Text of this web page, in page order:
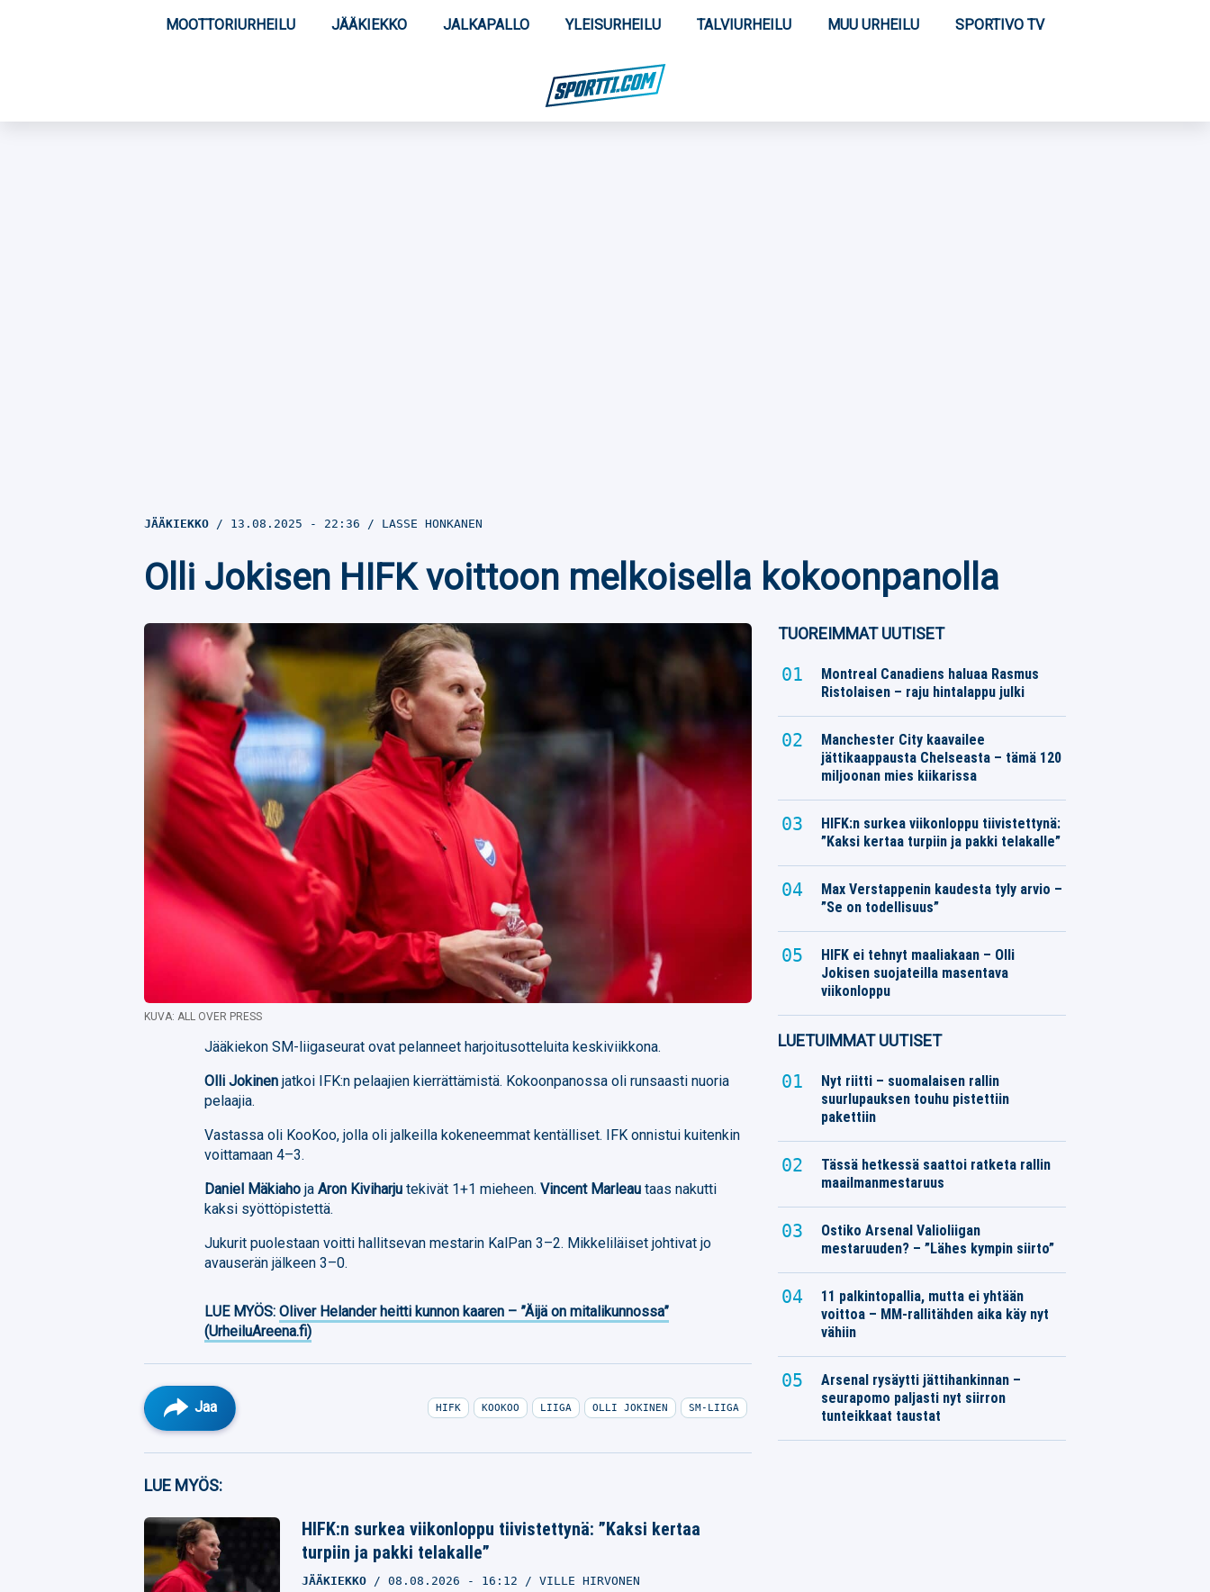
MOOTTORIURHEILU JÄÄKIEKKO JALKAPALLO YLEISURHEILU TALVIURHEILU MUU URHEILU SPORTIVO TV
JÄÄKIEKKO 13.08.2025 - 22:36 LASSE HONKANEN
Olli Jokisen HIFK voittoon melkoisella kokoonpanolla
KUVA: ALL OVER PRESS
Jääkiekon SM-liigaseurat ovat pelanneet harjoitusotteluita keskiviikkona.
Olli Jokinenjatkoi IFK:n pelaajien kierrättämistä. Kokoonpanossa oli runsaasti nuoria
pelaajia.
Vastassa oli KooKoo, jolla oli jalkeilla kokeneemmat kentälliset. IFK onnistui kuitenkin
voittamaan 4–3.
Daniel MäkiahojaAron Kiviharju tekivät 1+1 mieheen.Vincent Marleau taas nakutti
kaksi syöttöpistettä.
Jukurit puolestaan voitti hallitsevan mestarin KalPan 3–2. Mikkeliläiset johtivat jo
avauserän jälkeen 3–0.
LUE MYÖS:Oliver Helander heitti kunnon kaaren – ”Äijä on mitalikunnossa”
(UrheiluAreena.fi)
Jaa
Facebook
Twitter
Whatsapp
HIFK KOOKOO LIIGA OLLI JOKINEN SM-LIIGA
LUE MYÖS:
HIFK:n surkea viikonloppu tiivistettynä: ”Kaksi kertaa
turpiin ja pakki telakalle”
JÄÄKIEKKO 08.08.2026 - 16:12 VILLE HIRVONEN
TUOREIMMAT UUTISET
Montreal Canadiens haluaa Rasmus
Ristolaisen – raju hintalappu julki
Manchester City kaavailee
jättikaappausta Chelseasta – tämä 120
miljoonan mies kiikarissa
HIFK:n surkea viikonloppu tiivistettynä:
”Kaksi kertaa turpiin ja pakki telakalle”
Max Verstappenin kaudesta tyly arvio –
”Se on todellisuus”
HIFK ei tehnyt maaliakaan – Olli
Jokisen suojateilla masentava
viikonloppu
LUETUIMMAT UUTISET
Nyt riitti – suomalaisen rallin
suurlupauksen touhu pistettiin
pakettiin
Tässä hetkessä saattoi ratketa rallin
maailmanmestaruus
Ostiko Arsenal Valioliigan
mestaruuden? – ”Lähes kympin siirto”
11 palkintopallia, mutta ei yhtään
voittoa – MM-rallitähden aika käy nyt
vähiin
Arsenal rysäytti jättihankinnan –
seurapomo paljasti nyt siirron
tunteikkaat taustat